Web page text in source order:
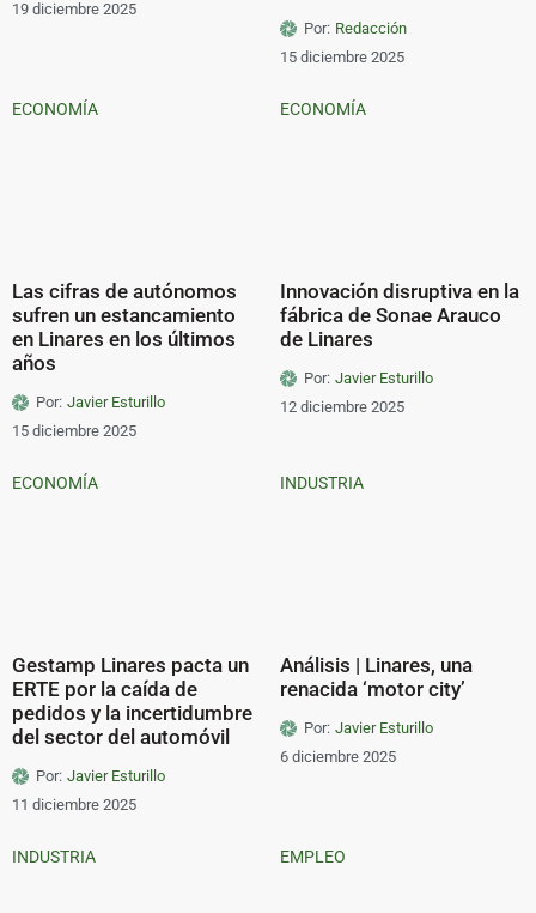
19 diciembre 2025
Por: Redacción
15 diciembre 2025
ECONOMÍA
Las cifras de autónomos
sufren un estancamiento
en Linares en los últimos
años
Por: Javier Esturillo
15 diciembre 2025
ECONOMÍA
Innovación disruptiva en la
fábrica de Sonae Arauco
de Linares
Por: Javier Esturillo
12 diciembre 2025
ECONOMÍA
Gestamp Linares pacta un
ERTE por la caída de
pedidos y la incertidumbre
del sector del automóvil
Por: Javier Esturillo
11 diciembre 2025
INDUSTRIA
Análisis | Linares, una
renacida ‘motor city’
Por: Javier Esturillo
6 diciembre 2025
INDUSTRIA EMPLEO